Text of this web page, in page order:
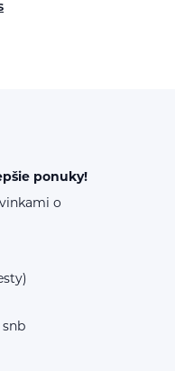
ponuky!
o
snb